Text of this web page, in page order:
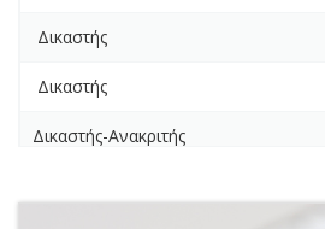
Δικαστής
Δικαστής
Δικαστής-Ανακριτής